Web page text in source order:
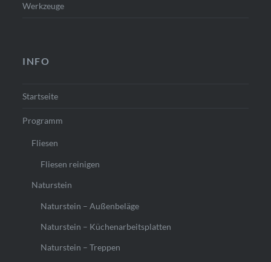
Werkzeuge
INFO
Startseite
Programm
Fliesen
Fliesen reinigen
Naturstein
Naturstein – Außenbeläge
Naturstein – Küchenarbeitsplatten
Naturstein – Treppen